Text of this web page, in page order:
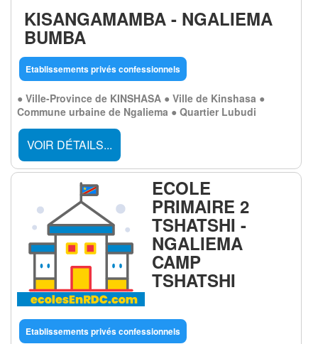
KISANGAMAMBA - NGALIEMA
BUMBA
Etablissements privés confessionnels
● Ville-Province de KINSHASA ● Ville de Kinshasa ●
Commune urbaine de Ngaliema ● Quartier Lubudi
VOIR DÉTAILS...
ECOLE
PRIMAIRE 2
TSHATSHI -
NGALIEMA
CAMP
TSHATSHI
Etablissements privés confessionnels